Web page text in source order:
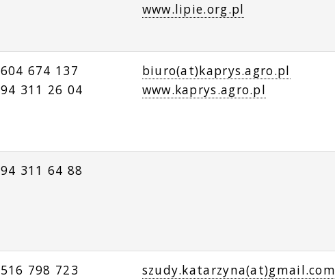
www.lipie.org.pl
604 674 137
94 311 26 04
biuro(at)kaprys.agro.pl
www.kaprys.agro.pl
94 311 64 88
516 798 723
szudy.katarzyna(at)gmail.com